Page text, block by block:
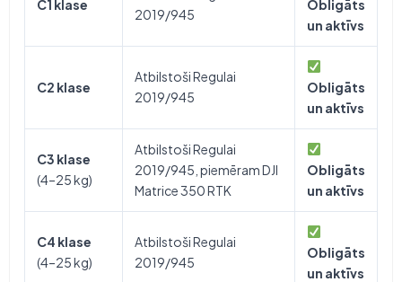
C1 klase
2019/945
Obligāts
un aktīvs
C2 klase
Atbilstoši Regulai
2019/945
Obligāts
un aktīvs
C3 klase
(4–25 kg)
Atbilstoši Regulai
2019/945, piemēram DJI
Matrice 350 RTK
Obligāts
un aktīvs
C4 klase
(4–25 kg)
Atbilstoši Regulai
2019/945
Obligāts
un aktīvs